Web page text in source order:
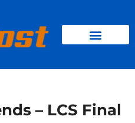
– LCS Final